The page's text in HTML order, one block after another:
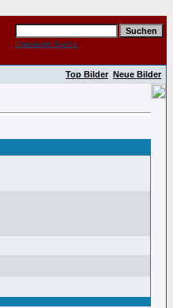
Erweiterte Suche
Top Bilder Neue Bilder